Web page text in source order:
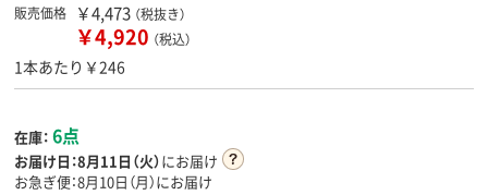
販売価格 ￥4,473 （税抜き）
￥4,920 （税込）
1本あたり￥246
在庫： 6点
お届け日：8月11日（火）にお届け
お急ぎ便：8月10日（月）にお届け